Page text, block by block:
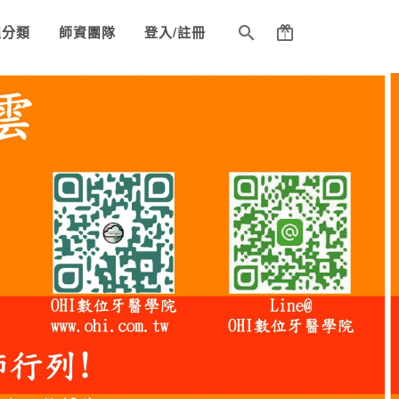
類 師資團隊 登入/註冊